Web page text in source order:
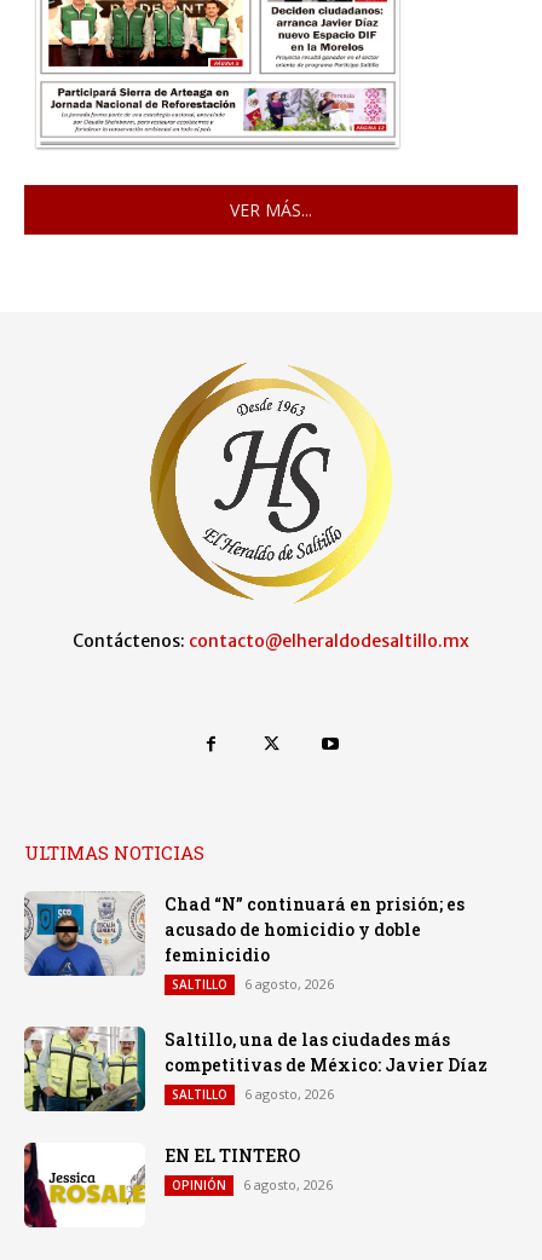
VER MÁS...
Contáctenos: contacto@elheraldodesaltillo.mx
ULTIMAS NOTICIAS
Chad “N” continuará en prisión; es
acusado de homicidio y doble
feminicidio
SALTILLO 6 agosto, 2026
Saltillo, una de las ciudades más
competitivas de México: Javier Díaz
SALTILLO 6 agosto, 2026
EN EL TINTERO
OPINIÓN 6 agosto, 2026